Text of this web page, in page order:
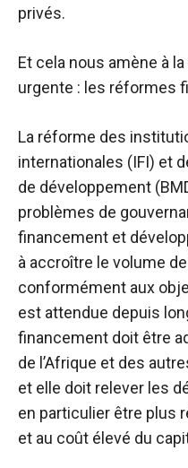
privés.
Et cela nous amène à
urgente : les réformes
La réforme des
internationales (IFI) et
de développement
problèmes de
financement et
à accroître le volume
conformément aux
est attendue depuis
financement doit être
de l’Afrique et des
et elle doit relever les
en particulier être plus
et au coût élevé du